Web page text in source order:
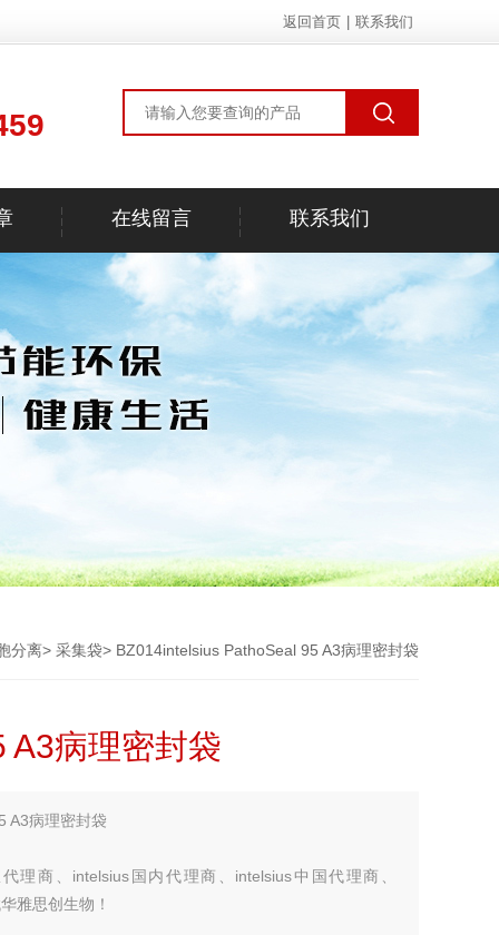
返回首页 联系我们
在线留言 联系我们
分离> 采集袋> BZ014intelsius PathoSeal 95 A3病理密封袋
A3病理密封袋
A3病理密封袋
理商、intelsius国内代理商、intelsius中国代理商、
雅思创生物！